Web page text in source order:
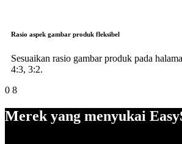
Rasio aspek gambar produk fleksibel
Sesuaikan rasio gambar produk pada
4:3, 3:2.
0 8
Merek yang menyukai